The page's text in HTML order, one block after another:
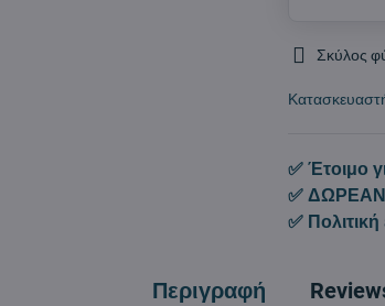
Σκύλος
✅ Έτοιμο
✅
✅
Περιγραφή